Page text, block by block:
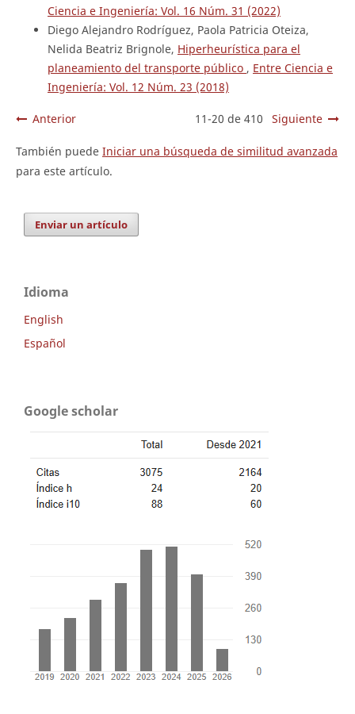
Ciencia e Ingeniería: Vol. 16 Núm. 31 (2022)
Diego Alejandro Rodríguez, Paola Patricia Oteiza,
Nelida Beatriz Brignole, Hiperheurística para el
planeamiento del transporte público , Entre Ciencia e
Ingeniería: Vol. 12 Núm. 23 (2018)
Anterior 11-20 de 410 Siguiente
También puede Iniciar una búsqueda de similitud avanzada
para este artículo.
Enviar un artículo
Idioma
English
Español
Google scholar